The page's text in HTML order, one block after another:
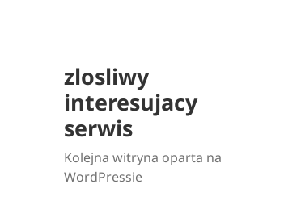
zlosliwy
interesujacy
serwis
Kolejna witryna oparta na
WordPressie